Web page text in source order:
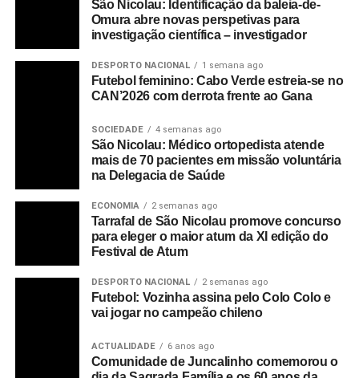
São Nicolau: Identificação da baleia-de-
Omura abre novas perspetivas para
investigação científica – investigador
DESPORTO NACIONAL 1 semana ago
Futebol feminino: Cabo Verde estreia-se no
CAN’2026 com derrota frente ao Gana
SOCIEDADE 4 semanas ago
São Nicolau: Médico ortopedista atende
mais de 70 pacientes em missão voluntária
na Delegacia de Saúde
ECONOMIA 2 semanas ago
Tarrafal de São Nicolau promove concurso
para eleger o maior atum da XI edição do
Festival de Atum
DESPORTO NACIONAL 2 semanas ago
Futebol: Vozinha assina pelo Colo Colo e
vai jogar no campeão chileno
ACTUALIDADE 6 anos ago
Comunidade de Juncalinho comemorou o